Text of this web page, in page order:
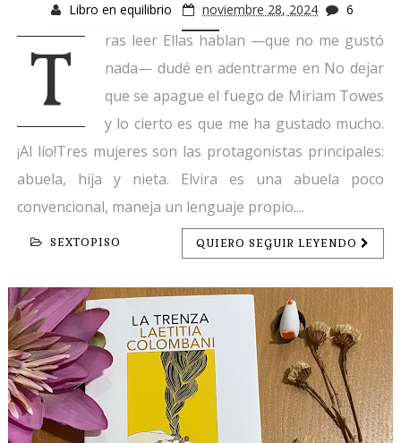
Libro en equilibrio noviembre 28, 2024 6
T
ras leer Ellas hablan —que no me gustó
nada— dudé en adentrarme en No dejar
que se apague el fuego de Miriam Towes
y lo cierto es que me ha gustado mucho.
¡Al lío!Tres mujeres son las protagonistas principales:
abuela, hija y nieta. Elvira es una abuela poco
convencional, maneja un lenguaje propio....
SEXTOPISO QUIERO SEGUIR LEYENDO